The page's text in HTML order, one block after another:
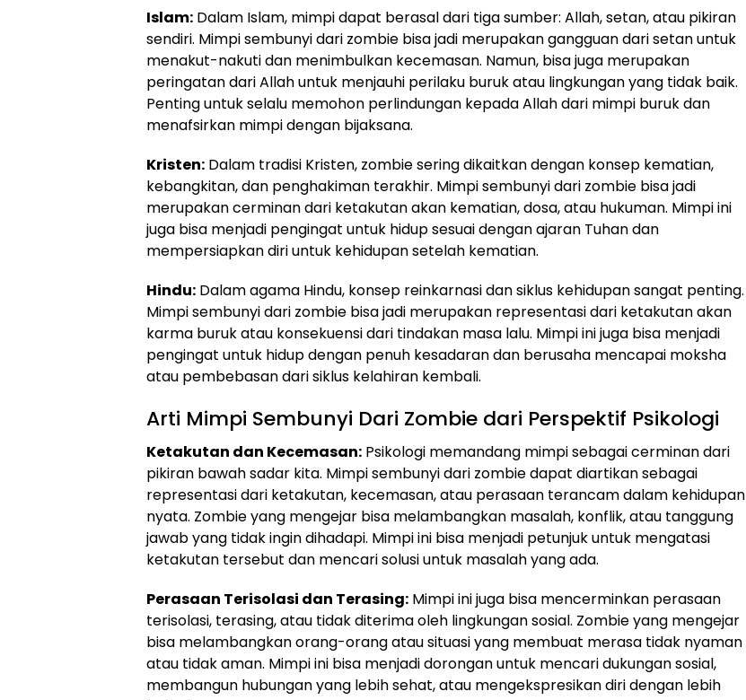
Islam: Dalam Islam, mimpi dapat berasal dari tiga sumber: Allah, setan, atau pikiran
sendiri. Mimpi sembunyi dari zombie bisa jadi merupakan gangguan dari setan untuk
menakut-nakuti dan menimbulkan kecemasan. Namun, bisa juga merupakan
peringatan dari Allah untuk menjauhi perilaku buruk atau lingkungan yang tidak baik.
Penting untuk selalu memohon perlindungan kepada Allah dari mimpi buruk dan
menafsirkan mimpi dengan bijaksana.
Kristen: Dalam tradisi Kristen, zombie sering dikaitkan dengan konsep kematian,
kebangkitan, dan penghakiman terakhir. Mimpi sembunyi dari zombie bisa jadi
merupakan cerminan dari ketakutan akan kematian, dosa, atau hukuman. Mimpi ini
juga bisa menjadi pengingat untuk hidup sesuai dengan ajaran Tuhan dan
mempersiapkan diri untuk kehidupan setelah kematian.
Hindu: Dalam agama Hindu, konsep reinkarnasi dan siklus kehidupan sangat penting.
Mimpi sembunyi dari zombie bisa jadi merupakan representasi dari ketakutan akan
karma buruk atau konsekuensi dari tindakan masa lalu. Mimpi ini juga bisa menjadi
pengingat untuk hidup dengan penuh kesadaran dan berusaha mencapai moksha
atau pembebasan dari siklus kelahiran kembali.
Arti Mimpi Sembunyi Dari Zombie dari Perspektif Psikologi
Ketakutan dan Kecemasan: Psikologi memandang mimpi sebagai cerminan dari
pikiran bawah sadar kita. Mimpi sembunyi dari zombie dapat diartikan sebagai
representasi dari ketakutan, kecemasan, atau perasaan terancam dalam kehidupan
nyata. Zombie yang mengejar bisa melambangkan masalah, konflik, atau tanggung
jawab yang tidak ingin dihadapi. Mimpi ini bisa menjadi petunjuk untuk mengatasi
ketakutan tersebut dan mencari solusi untuk masalah yang ada.
Perasaan Terisolasi dan Terasing: Mimpi ini juga bisa mencerminkan perasaan
terisolasi, terasing, atau tidak diterima oleh lingkungan sosial. Zombie yang mengejar
bisa melambangkan orang-orang atau situasi yang membuat merasa tidak nyaman
atau tidak aman. Mimpi ini bisa menjadi dorongan untuk mencari dukungan sosial,
membangun hubungan yang lebih sehat, atau mengekspresikan diri dengan lebih